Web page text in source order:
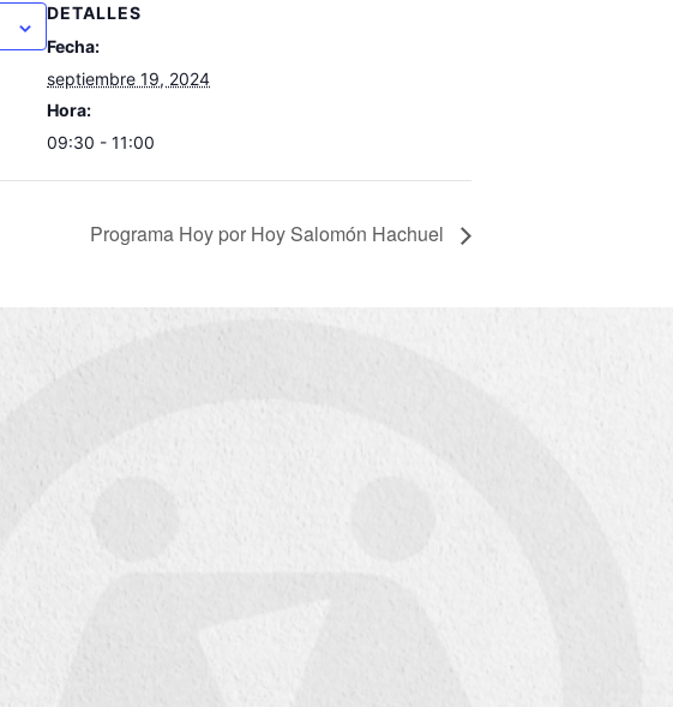
DETALLES
Fecha:
septiembre 19, 2024
Hora:
09:30 - 11:00
Programa Hoy por Hoy Salomón Hachuel